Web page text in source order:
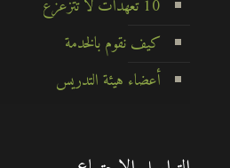
10 تعهدات لا تتزعزع
كيف نقوم بالخدمة
أعضاء هيئة التدريس